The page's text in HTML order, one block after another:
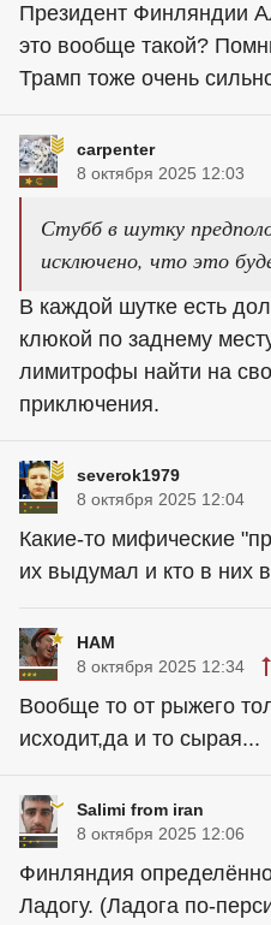
Президент Финляндии
это вообще такой?
Трамп тоже очень
carpenter
8 октября 2025 12:03
Стубб в шутку
исключено, что это
В каждой шутке есть
клюкой по заднему
лимитрофы найти на
приключения.
severok1979
8 октября 2025 12:04
Какие-то мифические
их выдумал и кто в них
HAM
8 октября 2025 12:34
Вообще то от рыжего
исходит,да и то сырая...
Salimi from iran
8 октября 2025 12:06
Финляндия
Ладогу. (Ладога по-